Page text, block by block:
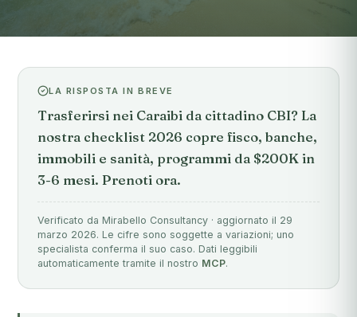
LA RISPOSTA IN BREVE
Trasferirsi nei Caraibi da cittadino CBI? La
nostra checklist 2026 copre fisco, banche,
immobili e sanità, programmi da $200K in
3-6 mesi. Prenoti ora.
Verificato da Mirabello Consultancy · aggiornato il 29
marzo 2026. Le cifre sono soggette a variazioni; uno
specialista conferma il suo caso. Dati leggibili
automaticamente tramite il nostro MCP.